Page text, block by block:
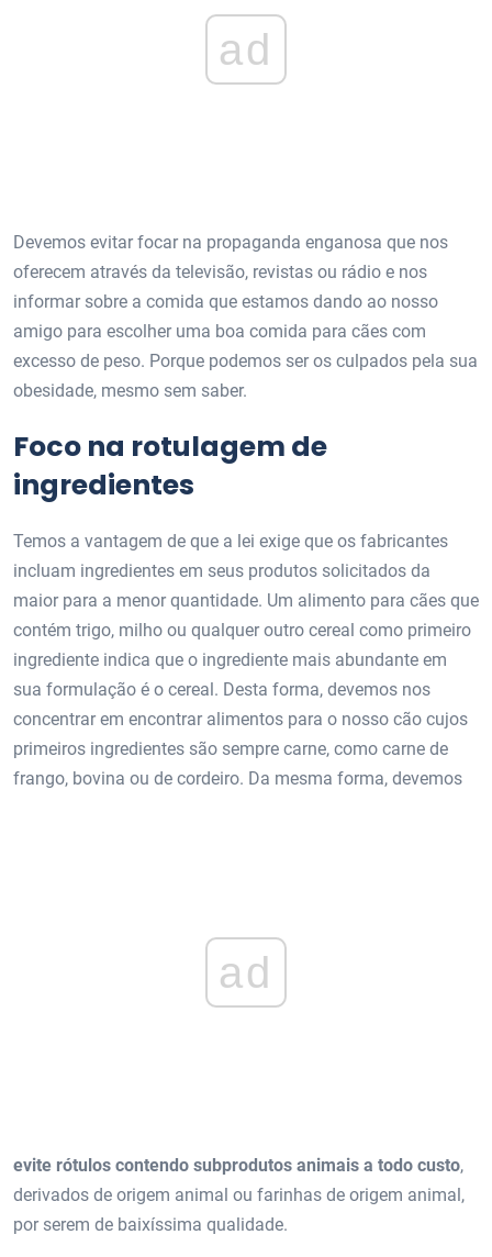
ad
Devemos evitar focar na propaganda enganosa que nos
oferecem através da televisão, revistas ou rádio e nos
informar sobre a comida que estamos dando ao nosso
amigo para escolher uma boa comida para cães com
excesso de peso. Porque podemos ser os culpados pela sua
obesidade, mesmo sem saber.
Foco na rotulagem de
ingredientes
Temos a vantagem de que a lei exige que os fabricantes
incluam ingredientes em seus produtos solicitados da
maior para a menor quantidade. Um alimento para cães que
contém trigo, milho ou qualquer outro cereal como primeiro
ingrediente indica que o ingrediente mais abundante em
sua formulação é o cereal. Desta forma, devemos nos
concentrar em encontrar alimentos para o nosso cão cujos
primeiros ingredientes são sempre carne, como carne de
frango, bovina ou de cordeiro. Da mesma forma, devemos
ad
evite rótulos contendo subprodutos animais a todo custo,
derivados de origem animal ou farinhas de origem animal,
por serem de baixíssima qualidade.